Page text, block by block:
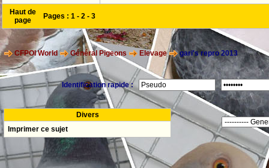
Haut de
page
Pages : 1 - 2 - 3
CFPOI World Général Pigeons Elevage gari's repro 2013
Identification rapide :
Divers
Imprimer ce sujet